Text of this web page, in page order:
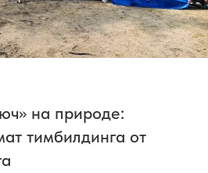
на природе:
тимбилдинга от